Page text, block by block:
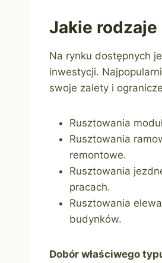
Jakie
Na rynku dostępnych
inwestycji.
swoje zalety i
Rusztowania
Rusztowania
remontowe.
Rusztowania
pracach.
Rusztowania
budynków.
Dobór właściwego